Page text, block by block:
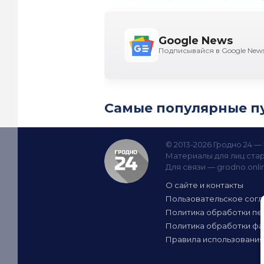
Google News
Подписывайся в Google
Самые популярные
© 2013-2026 Гродно 24
Материалы для лиц
Для связи —
О сайте и контакты
Пользовательское
Политика обработки
Политика обработки
Правила